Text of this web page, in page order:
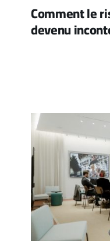
Comment le
devenu